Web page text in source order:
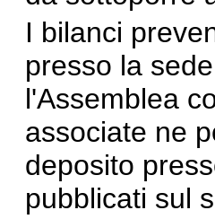
I bilanci
presso la
l'Assemblea
associate ne
deposito
pubblicati sul